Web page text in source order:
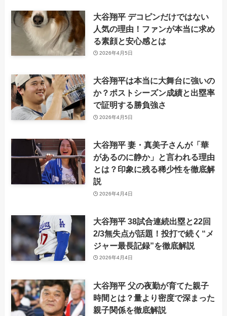
大谷翔平 デコピンだけではない
人気の理由！ファンが本当に求め
る素顔と安心感とは
2026年4月5日
大谷翔平は本当に大舞台に強いの
か？ポストシーズン成績と出塁率
で証明する勝負強さ
2026年4月5日
大谷翔平 妻・真美子さんが「華
があるのに静か」と言われる理由
とは？印象に残る稀少性を徹底解
説
2026年4月4日
大谷翔平 38試合連続出塁と22回
2/3無失点が話題！投打で続く“メ
ジャー最長記録”を徹底解説
2026年4月4日
大谷翔平 父の夜勤が育てた親子
時間とは？量より密度で深まった
親子関係を徹底解説